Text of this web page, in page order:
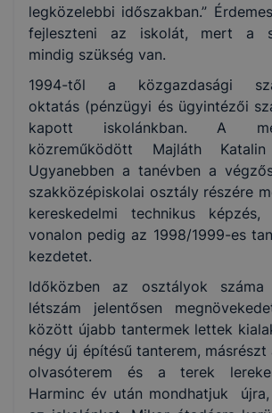
legközelebbi időszakban.”
fejleszteni az iskolát, mert a
mindig szükség van.
1994-től a közgazdasági
oktatás (pénzügyi és ügyintézői
kapott iskolánkban. A
közreműködött Majláth Katalin
Ugyanebben a tanévben a
szakközépiskolai osztály részére
kereskedelmi technikus
vonalon pedig az 1998/1999-es
kezdetet.
Időközben az osztályok
létszám jelentősen
között újabb tantermek lettek
négy új építésű tanterem,
olvasóterem és a terek
Harminc év után mondhatjuk